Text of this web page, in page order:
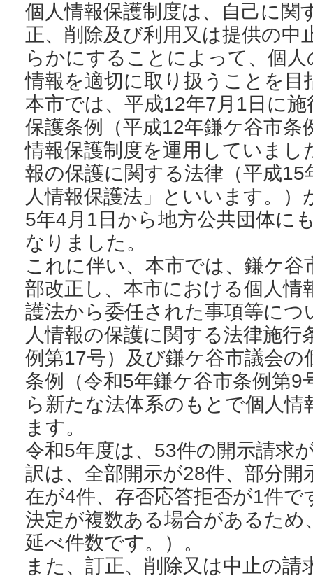
個人情報保護制度は、自己に関
正、削除及び利用又は提供の中
らかにすることによって、個
情報を適切に取り扱うことを目
本市では、平成12年7月1日に
保護条例（平成12年鎌ケ谷市条
情報保護制度を運用していまし
報の保護に関する法律（平成15
人情報保護法」といいます。
5年4月1日から地方公共団体に
なりました。
これに伴い、本市では、鎌ケ谷
部改正し、本市における個人情
護法から委任された事項等につ
人情報の保護に関する法律施行
例第17号）及び鎌ケ谷市議会
条例（令和5年鎌ケ谷市条例第9
ら新たな法体系のもとで個人
ます。
令和5年度は、53件の開示請求
訳は、全部開示が28件、部分開
在が4件、存否応答拒否が1件
決定が複数ある場合があるた
延べ件数です。）。
また、訂正、削除又は中止の